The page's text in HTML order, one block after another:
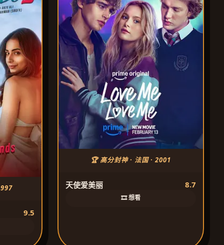
9.5
🏆 高分封神 · 法国 · 2001
天使爱美丽 8.7
🎞️ 想看